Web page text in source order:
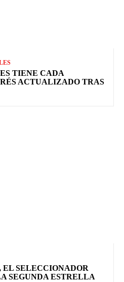
TIENE CADA
ACTUALIZADO TRAS
SELECCIONADOR
SEGUNDA ESTRELLA